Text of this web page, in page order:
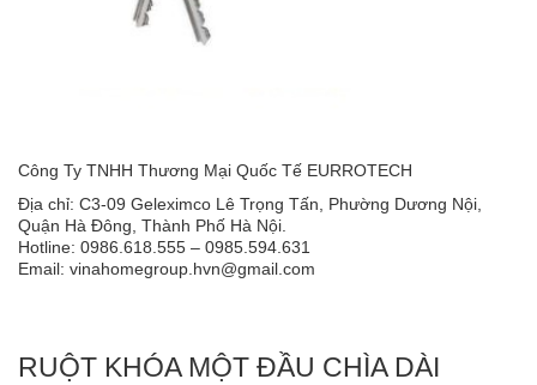
Công Ty TNHH Thương Mại Quốc Tế EURROTECH
Địa chỉ: C3-09 Geleximco Lê Trọng Tấn, Phường Dương Nội,
Quận Hà Đông, Thành Phố Hà Nội.
Hotline: 0986.618.555 – 0985.594.631
Email: vinahomegroup.hvn@gmail.com
RUỘT KHÓA MỘT ĐẦU CHÌA DÀI